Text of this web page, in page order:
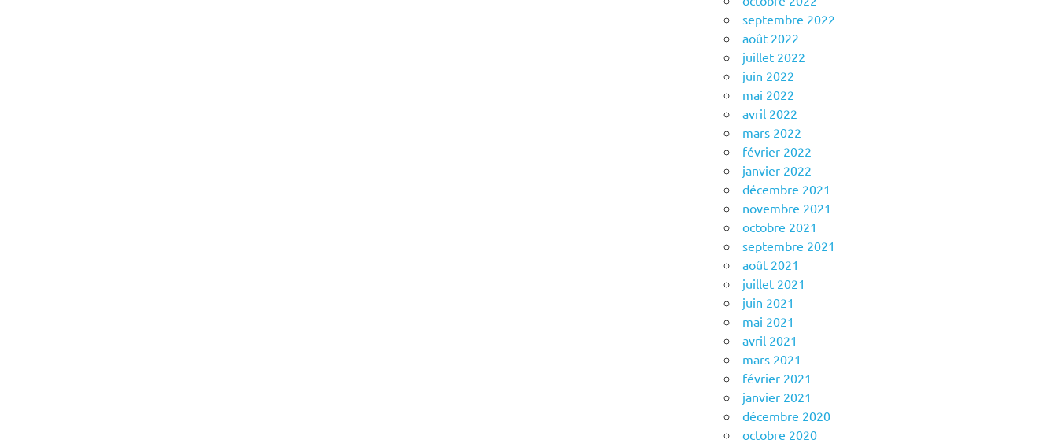
septembre 2022
août 2022
juillet 2022
juin 2022
mai 2022
avril 2022
mars 2022
février 2022
janvier 2022
décembre 2021
novembre 2021
octobre 2021
septembre 2021
août 2021
juillet 2021
juin 2021
mai 2021
avril 2021
mars 2021
février 2021
janvier 2021
décembre 2020
octobre 2020